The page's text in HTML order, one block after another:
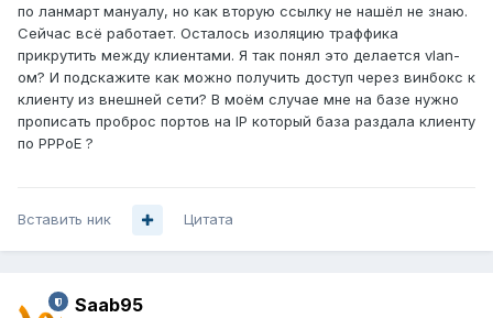
по ланмарт мануалу, но как вторую ссылку не нашёл не знаю.
Сейчас всё работает. Осталось изоляцию траффика
прикрутить между клиентами. Я так понял это делается vlan-
ом? И подскажите как можно получить доступ через винбокс к
клиенту из внешней сети? В моём случае мне на базе нужно
прописать проброс портов на IP который база раздала клиенту
по PPPoE ?
Вставить ник Цитата
Saab95